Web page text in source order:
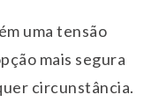
uma tensão
mais segura
circunstância.